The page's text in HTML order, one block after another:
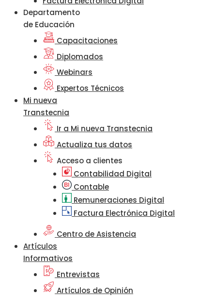
Departamento
de Educación
Capacitaciones
Diplomados
Webinars
Expertos Técnicos
Mi nueva
Transtecnia
Ir a Mi nueva Transtecnia
Actualiza tus datos
Acceso a clientes
Contabilidad Digital
Contable
Remuneraciones Digital
Factura Electrónica Digital
Centro de Asistencia
Artículos
Informativos
Entrevistas
Artículos de Opinión